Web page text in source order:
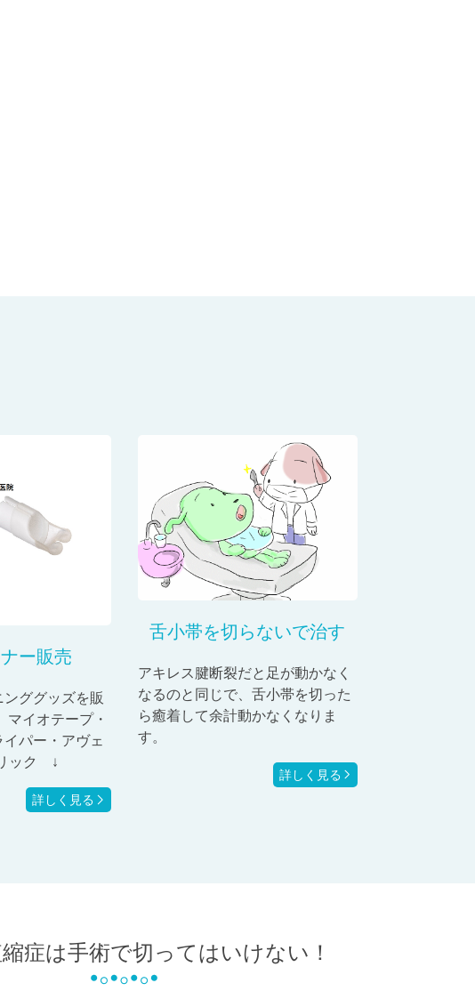
ー販売
ググッズを販
マイオテープ・
パー・アヴェ
ック ↓
詳しく見る
舌小帯を切らないで治す
アキレス腱断裂だと足が動かなく
なるのと同じで、舌小帯を切った
ら癒着して余計動かなくなりま
す。
詳しく見る
症は手術で切ってはいけない！